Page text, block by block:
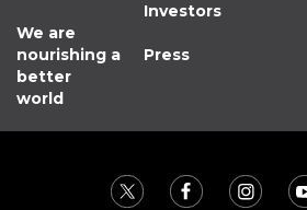
We are
nourishing a
better
world
Investors
Press